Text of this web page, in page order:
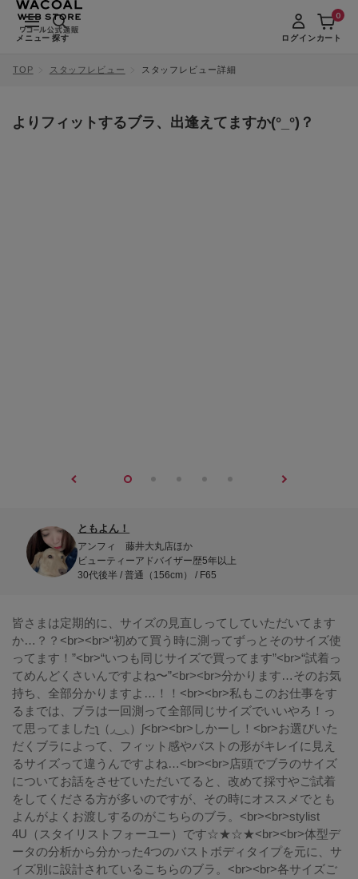
メニュー 探す ログインカート
0
TOP スタッフレビュー スタッフレビュー詳細
よりフィットするブラ、出逢えてますか(°_°)？
ともよん！
アンフィ 藤井大丸店ほか
ビューティーアドバイザー歴5年以上
30代後半 / 普通（156cm） / F65
皆さまは定期的に、サイズの見直しってしていただいてます
か…？？<br><br>“初めて買う時に測ってずっとそのサイズ使
ってます！”<br>“いつも同じサイズで買ってます”<br>“試着っ
てめんどくさいんですよね〜”<br><br>分かります…そのお気
持ち、全部分かりますよ…！！<br><br>私もこのお仕事をす
るまでは、ブラは一回測って全部同じサイズでいいやろ！っ
て思ってましたʅ（◞‿◟）ʃ<br><br>しかーし！<br>お選びいた
だくブラによって、フィット感やバストの形がキレイに見え
るサイズって違うんですよね…<br><br>店頭でブラのサイズ
についてお話をさせていただいてると、改めて採寸やご試着
をしてくださる方が多いのですが、その時にオススメでとも
よんがよくお渡しするのがこちらのブラ。<br><br>stylist
4U（スタイリストフォーユー）です☆★☆★<br><br>体型デ
ータの分析から分かった4つのバストボディタイプを元に、サ
イズ別に設計されているこちらのブラ。<br><br>各サイズご